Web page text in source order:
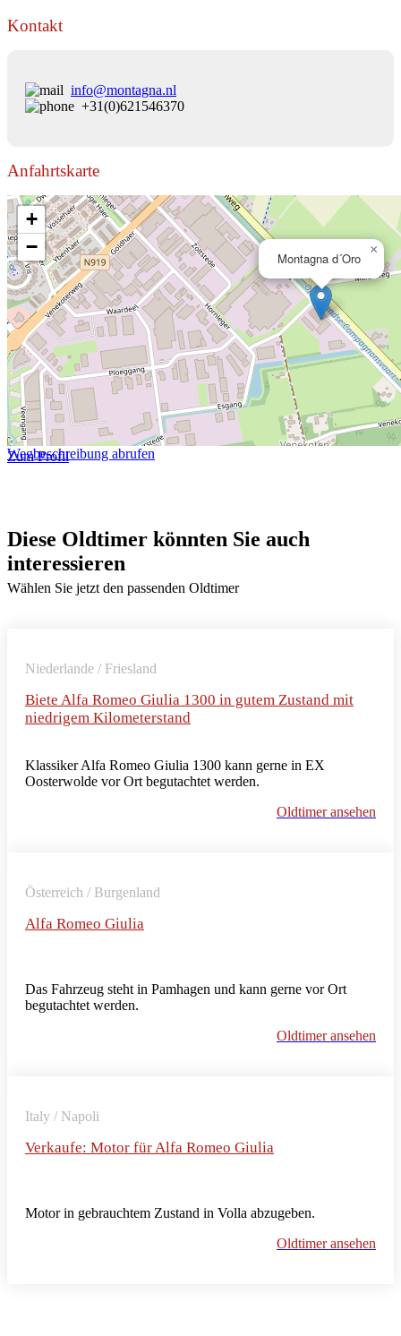
Kontakt
info@montagna.nl
+31(0)621546370
Anfahrtskarte
Montagna d´Oro
×
+
−
Wegbeschreibung abrufen
Zum Profil
Diese Oldtimer könnten Sie auch
interessieren
Wählen Sie jetzt den passenden Oldtimer
Niederlande / Friesland
Biete Alfa Romeo Giulia 1300 in gutem Zustand mit
niedrigem Kilometerstand
Klassiker Alfa Romeo Giulia 1300 kann gerne in EX
Oosterwolde vor Ort begutachtet werden.
Oldtimer ansehen
Österreich / Burgenland
Alfa Romeo Giulia
Das Fahrzeug steht in Pamhagen und kann gerne vor Ort
begutachtet werden.
Oldtimer ansehen
Italy / Napoli
Verkaufe: Motor für Alfa Romeo Giulia
Motor in gebrauchtem Zustand in Volla abzugeben.
Oldtimer ansehen